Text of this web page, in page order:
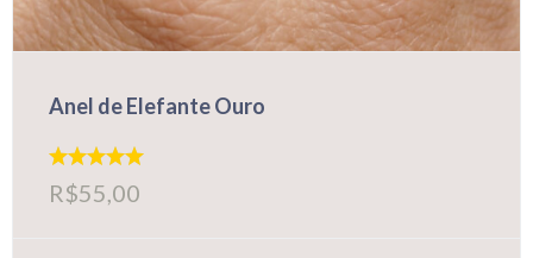
Anel de Elefante Ouro
5.00
R$55,00